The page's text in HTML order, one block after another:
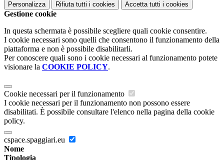
Personalizza Rifiuta tutti i cookies Accetta tutti i cookies
Gestione cookie
In questa schermata è possibile scegliere quali cookie consentire.
I cookie necessari sono quelli che consentono il funzionamento della
piattaforma e non è possibile disabilitarli.
Per conoscere quali sono i cookie necessari al funzionamento potete
visionare la COOKIE POLICY.
Cookie necessari per il funzionamento
I cookie necessari per il funzionamento non possono essere
disabilitati. È possibile consultare l'elenco nella pagina della cookie
policy.
cspace.spaggiari.eu
Nome
Tipologia